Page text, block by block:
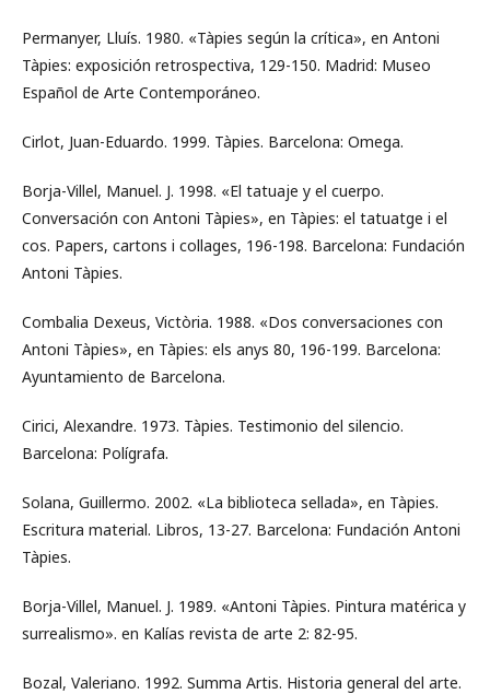
Permanyer, Lluís. 1980. «Tàpies según la crítica», en Antoni
Tàpies: exposición retrospectiva, 129-150. Madrid: Museo
Español de Arte Contemporáneo.
Cirlot, Juan-Eduardo. 1999. Tàpies. Barcelona: Omega.
Borja-Villel, Manuel. J. 1998. «El tatuaje y el cuerpo.
Conversación con Antoni Tàpies», en Tàpies: el tatuatge i el
cos. Papers, cartons i collages, 196-198. Barcelona: Fundación
Antoni Tàpies.
Combalia Dexeus, Victòria. 1988. «Dos conversaciones con
Antoni Tàpies», en Tàpies: els anys 80, 196-199. Barcelona:
Ayuntamiento de Barcelona.
Cirici, Alexandre. 1973. Tàpies. Testimonio del silencio.
Barcelona: Polígrafa.
Solana, Guillermo. 2002. «La biblioteca sellada», en Tàpies.
Escritura material. Libros, 13-27. Barcelona: Fundación Antoni
Tàpies.
Borja-Villel, Manuel. J. 1989. «Antoni Tàpies. Pintura matérica y
surrealismo». en Kalías revista de arte 2: 82-95.
Bozal, Valeriano. 1992. Summa Artis. Historia general del arte.